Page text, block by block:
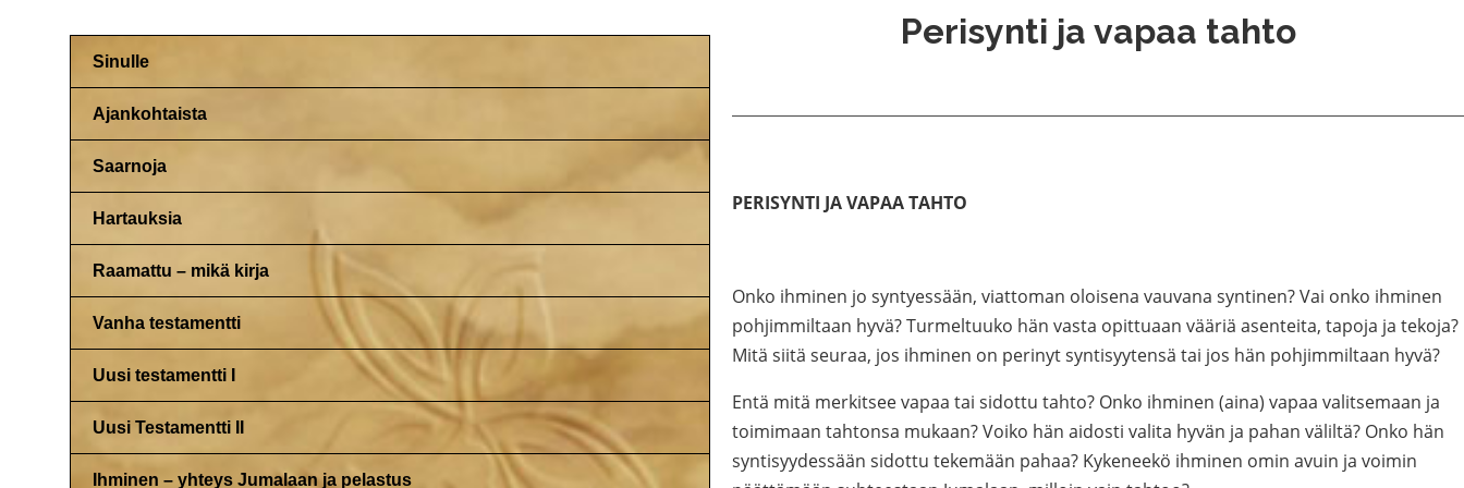
Sinulle
Ajankohtaista
Saarnoja
Hartauksia
Raamattu – mikä kirja
Vanha testamentti
Uusi testamentti I
Uusi Testamentti II
Ihminen – yhteys Jumalaan ja pelastus
Perisynti ja vapaa tahto
PERISYNTI JA VAPAA TAHTO
Onko ihminen jo syntyessään, viattoman oloisena vauvana syntinen? Vai onko ihminen
pohjimmiltaan hyvä? Turmeltuuko hän vasta opittuaan vääriä asenteita, tapoja ja tekoja?
Mitä siitä seuraa, jos ihminen on perinyt syntisyytensä tai jos hän pohjimmiltaan hyvä?
Entä mitä merkitsee vapaa tai sidottu tahto? Onko ihminen (aina) vapaa valitsemaan ja
toimimaan tahtonsa mukaan? Voiko hän aidosti valita hyvän ja pahan väliltä? Onko hän
syntisyydessään sidottu tekemään pahaa? Kykeneekö ihminen omin avuin ja voimin